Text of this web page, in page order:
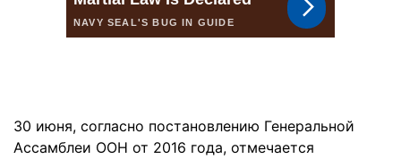
30 июня, согласно постановлению Генеральной
Ассамблеи ООН от 2016 года, отмечается